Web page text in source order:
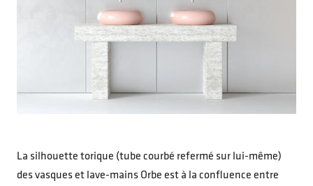
La silhouette torique (tube courbé refermé sur lui-même)
des vasques et lave-mains Orbe est à la confluence entre